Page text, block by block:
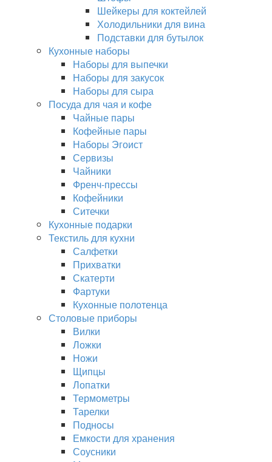
Шейкеры для коктейлей
Холодильники для вина
Подставки для бутылок
Кухонные наборы
Наборы для выпечки
Наборы для закусок
Наборы для сыра
Посуда для чая и кофе
Чайные пары
Кофейные пары
Наборы Эгоист
Сервизы
Чайники
Френч-прессы
Кофейники
Ситечки
Кухонные подарки
Текстиль для кухни
Салфетки
Прихватки
Скатерти
Фартуки
Кухонные полотенца
Столовые приборы
Вилки
Ложки
Ножи
Щипцы
Лопатки
Термометры
Тарелки
Подносы
Емкости для хранения
Соусники